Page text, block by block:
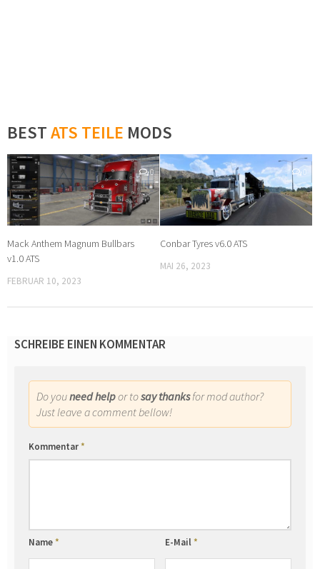
BESTATS TEILE MODS
0
Mack Anthem Magnum Bullbars
v1.0 ATS
FEBRUAR 10, 2023
0
Conbar Tyres v6.0 ATS
MAI 26, 2023
SCHREIBE EINEN KOMMENTAR
Do youneed helpor tosay thanksfor mod author?
Just leave a comment bellow!
Kommentar*
Name* E-Mail*